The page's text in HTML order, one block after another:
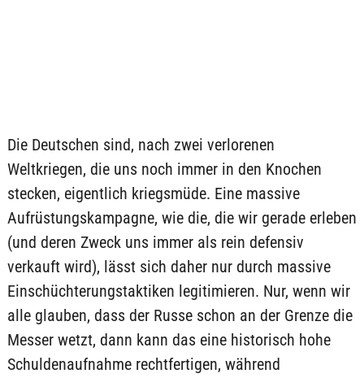
Die Deutschen sind, nach zwei verlorenen
Weltkriegen, die uns noch immer in den Knochen
stecken, eigentlich kriegsmüde. Eine massive
Aufrüstungskampagne, wie die, die wir gerade erleben
(und deren Zweck uns immer als rein defensiv
verkauft wird), lässt sich daher nur durch massive
Einschüchterungstaktiken legitimieren. Nur, wenn wir
alle glauben, dass der Russe schon an der Grenze die
Messer wetzt, dann kann das eine historisch hohe
Schuldenaufnahme rechtfertigen, während